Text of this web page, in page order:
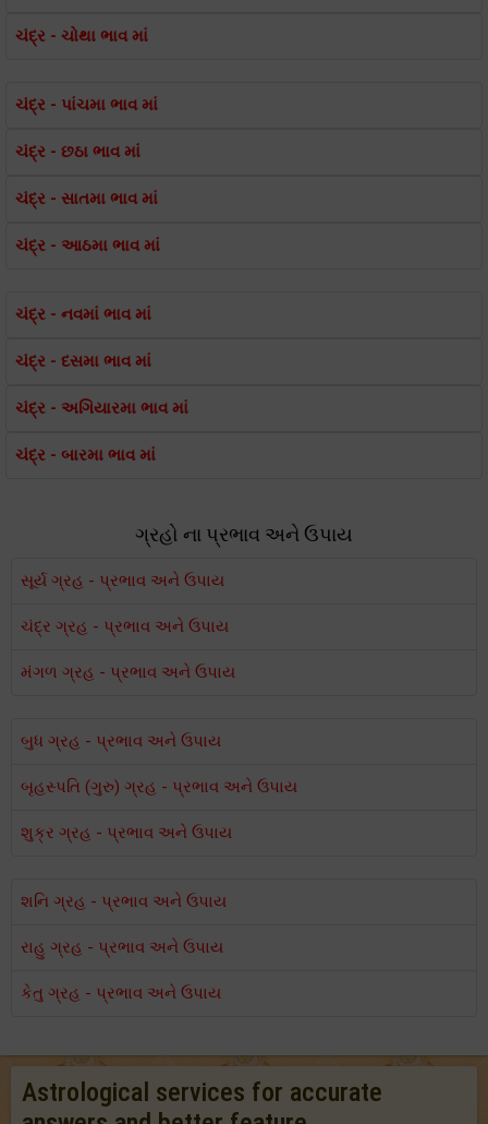
ચંદ્ર - ચોથા ભાવ માં
ચંદ્ર - પાંચમા ભાવ માં
ચંદ્ર - છઠા ભાવ માં
ચંદ્ર - સાતમા ભાવ માં
ચંદ્ર - આઠમા ભાવ માં
ચંદ્ર - નવમાં ભાવ માં
ચંદ્ર - દસમા ભાવ માં
ચંદ્ર - અગિયારમા ભાવ માં
ચંદ્ર - બારમા ભાવ માં
ગ્રહો ના પ્રભાવ અને ઉપાય
સૂર્ય ગ્રહ - પ્રભાવ અને ઉપાય
ચંદ્ર ગ્રહ - પ્રભાવ અને ઉપાય
મંગળ ગ્રહ - પ્રભાવ અને ઉપાય
બુધ ગ્રહ - પ્રભાવ અને ઉપાય
બૃહસ્પતિ (ગુરુ) ગ્રહ - પ્રભાવ અને ઉપાય
શુક્ર ગ્રહ - પ્રભાવ અને ઉપાય
શનિ ગ્રહ - પ્રભાવ અને ઉપાય
રાહુ ગ્રહ - પ્રભાવ અને ઉપાય
કેતુ ગ્રહ - પ્રભાવ અને ઉપાય
Astrological services for accurate